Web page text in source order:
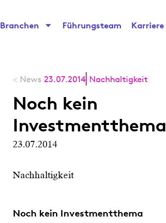
Branchen Führungsteam Karriere
< News 23.07.2014 Nachhaltigkeit
Noch kein
Investmentthema
23.07.2014
Nachhaltigkeit
Noch kein Investmentthema